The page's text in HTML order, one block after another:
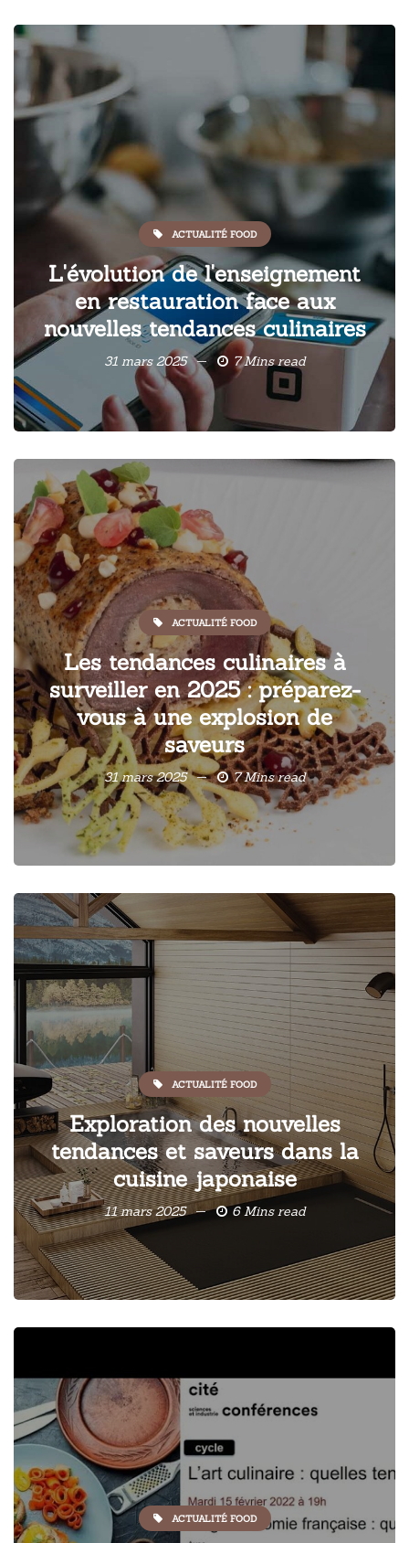
ACTUALITÉ FOOD
L'évolution de l'enseignement
en restauration face aux
nouvelles tendances culinaires
31 mars 2025 7 Mins read
ACTUALITÉ FOOD
Les tendances culinaires à
surveiller en 2025 : préparez-
vous à une explosion de
saveurs
31 mars 2025 7 Mins read
ACTUALITÉ FOOD
Exploration des nouvelles
tendances et saveurs dans la
cuisine japonaise
11 mars 2025 6 Mins read
ACTUALITÉ FOOD